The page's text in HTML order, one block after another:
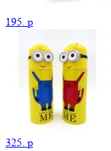
195. p
325. p